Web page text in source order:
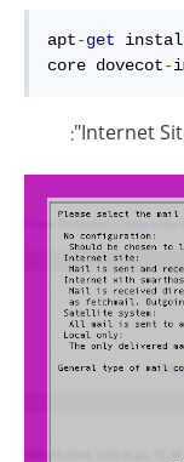
apt-get
core dovecot-